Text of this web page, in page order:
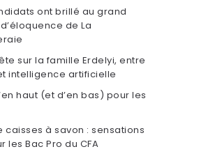
ont brillé au grand
de La
sur la famille Erdelyi, entre
intelligence artificielle
haut (et d’en bas) pour les
caisses à savon : sensations
les Bac Pro du CFA